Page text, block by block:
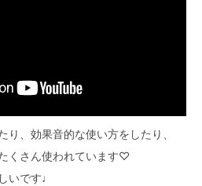
、効果音的な使い方をしたり、
くさん使われています♡
いです♩